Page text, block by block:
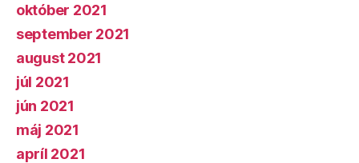
október 2021
september 2021
august 2021
júl 2021
jún 2021
máj 2021
apríl 2021